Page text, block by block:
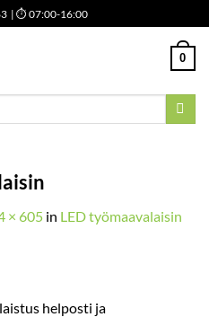
| ⏱ 07:00-16:00
0
× 605 in LED työmaavalaisin
helposti ja